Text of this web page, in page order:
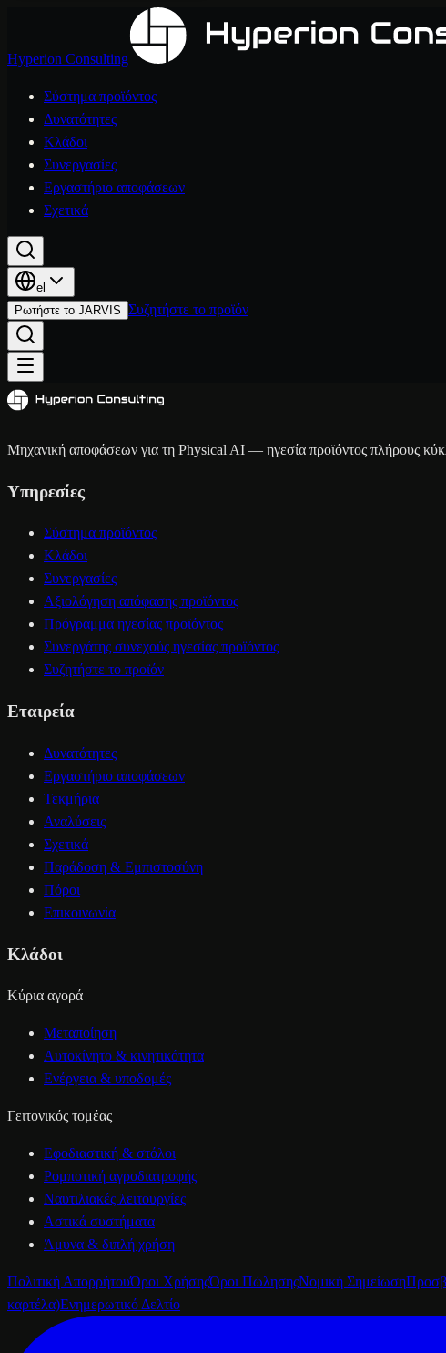
Hyperion Consulting
Σύστημα προϊόντος
Δυνατότητες
Κλάδοι
Συνεργασίες
Εργαστήριο αποφάσεων
Σχετικά
el
Ρωτήστε το JARVIS Συζητήστε το προϊόν
Μηχανική αποφάσεων για τη Physical AI — ηγεσία προϊόντος πλήρους
Υπηρεσίες
Σύστημα προϊόντος
Κλάδοι
Συνεργασίες
Αξιολόγηση απόφασης προϊόντος
Πρόγραμμα ηγεσίας προϊόντος
Συνεργάτης συνεχούς ηγεσίας προϊόντος
Συζητήστε το προϊόν
Εταιρεία
Δυνατότητες
Εργαστήριο αποφάσεων
Τεκμήρια
Αναλύσεις
Σχετικά
Παράδοση & Εμπιστοσύνη
Πόροι
Επικοινωνία
Κλάδοι
Κύρια αγορά
Μεταποίηση
Αυτοκίνητο & κινητικότητα
Ενέργεια & υποδομές
Γειτονικός τομέας
Εφοδιαστική & στόλοι
Ρομποτική αγροδιατροφής
Ναυτιλιακές λειτουργίες
Αστικά συστήματα
Άμυνα & διπλή χρήση
Πολιτική ΑπορρήτουΌροι ΧρήσηςΌροι ΠώλησηςΝομική Σημείωση
καρτέλα)Ενημερωτικό Δελτίο